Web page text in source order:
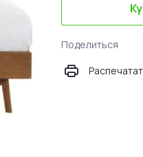
Поделиться